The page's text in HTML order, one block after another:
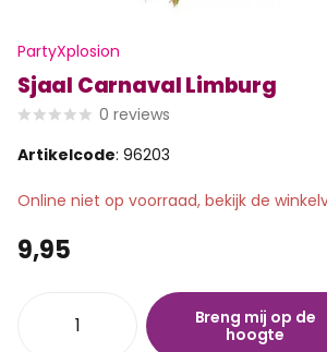
PartyXplosion
Sjaal Carnaval Limburg
0 reviews
Artikelcode: 96203
Online niet op voorraad, bekijk de
9,95
Breng mij op de
hoogte